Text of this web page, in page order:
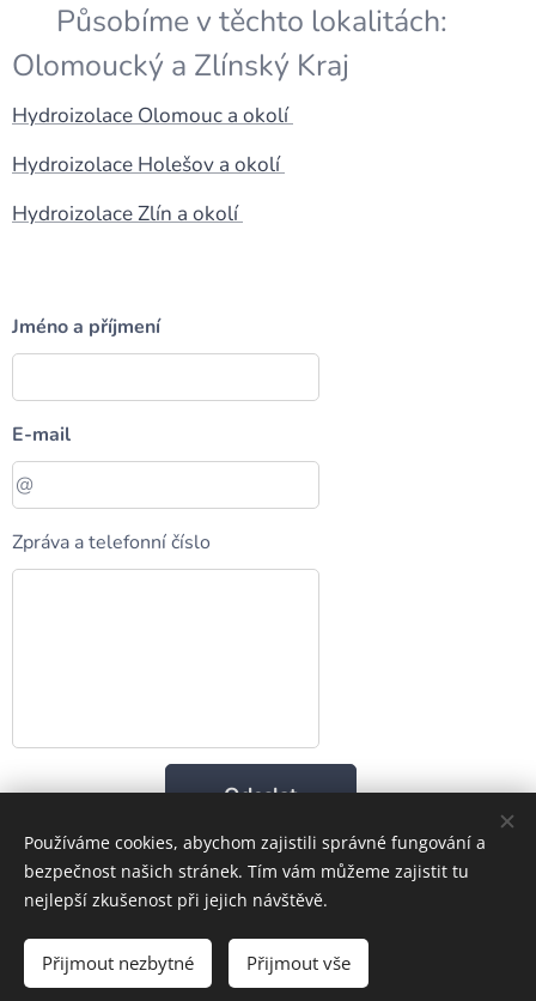
👉 Působíme v těchto lokalitách:
Olomoucký a Zlínský Kraj
Hydroizolace Olomouc a okolí
Hydroizolace Holešov a okolí
Hydroizolace Zlín a okolí
Jméno a příjmení
E-mail
Zpráva a telefonní číslo
Odeslat
Dlaždičské a zemní výkopové práce demolice
Cookies
Používáme cookies, abychom zajistili správné fungování a
bezpečnost našich stránek. Tím vám můžeme zajistit tu
nejlepší zkušenost při jejich návštěvě.
Přijmout nezbytné Přijmout vše